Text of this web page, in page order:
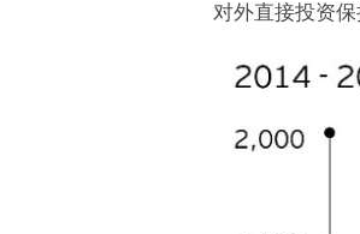
对外直接投资